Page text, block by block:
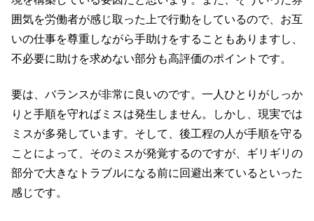
囲気を労働者が感じ取った上で行動をしているので、お互
いの仕事を尊重しながら手助けをすることもありますし、
不必要に助けを求めない部分も高評価のポイントです。
要は、バランスが非常に良いのです。一人ひとりがしっか
りと手順を守ればミスは発生しません。しかし、現実では
ミスが多発しています。そして、後工程の人が手順を守る
ことによって、そのミスが発覚するのですが、ギリギリの
部分で大きなトラブルになる前に回避出来ているといった
感じです。